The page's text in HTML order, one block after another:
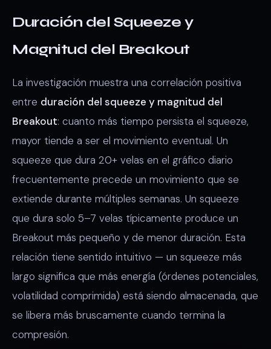
Duración del Squeeze y
Magnitud del Breakout
La investigación muestra una correlación positiva
entre duración del squeeze y magnitud del
Breakout: cuanto más tiempo persista el squeeze,
mayor tiende a ser el movimiento eventual. Un
squeeze que dura 20+ velas en el gráfico diario
frecuentemente precede un movimiento que se
extiende durante múltiples semanas. Un squeeze
que dura solo 5–7 velas típicamente produce un
Breakout más pequeño y de menor duración. Esta
relación tiene sentido intuitivo — un squeeze más
largo significa que más energía (órdenes potenciales,
volatilidad comprimida) está siendo almacenada, que
se libera más bruscamente cuando termina la
compresión.